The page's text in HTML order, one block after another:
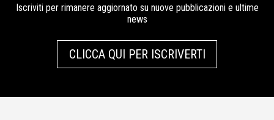
Iscriviti per rimanere aggiornato su nuove pubblicazioni e ultime
news
CLICCA QUI PER ISCRIVERTI